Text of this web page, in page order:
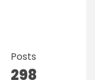
Posts
298